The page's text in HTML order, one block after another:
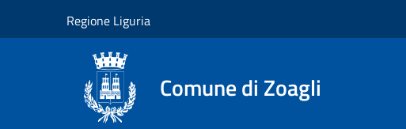
Regione Liguria
Comune di Zoagli